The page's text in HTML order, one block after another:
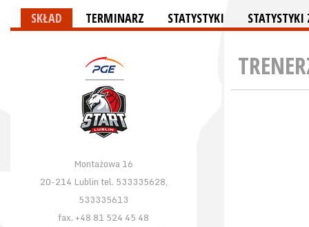
SKŁAD TERMINARZ STATYSTYKI
Montażowa 16
20-214 Lublin tel. 533335628,
533335613
fax. +48 81 524 45 48